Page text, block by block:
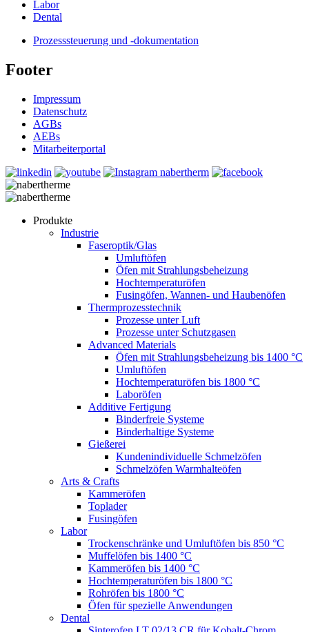
Labor
Dental
Prozesssteuerung und -dokumentation
Footer
Impressum
Datenschutz
AGBs
AEBs
Mitarbeiterportal
Produkte
Industrie
Faseroptik/Glas
Umluftöfen
Öfen mit Strahlungsbeheizung
Hochtemperaturöfen
Fusingöfen, Wannen- und Haubenöfen
Thermprozesstechnik
Prozesse unter Luft
Prozesse unter Schutzgasen
Advanced Materials
Öfen mit Strahlungsbeheizung bis 1400 °C
Umluftöfen
Hochtemperaturöfen bis 1800 °C
Laboröfen
Additive Fertigung
Binderfreie Systeme
Binderhaltige Systeme
Gießerei
Kundenindividuelle Schmelzöfen
Schmelzöfen Warmhalteöfen
Arts & Crafts
Kammeröfen
Toplader
Fusingöfen
Labor
Trockenschränke und Umluftöfen bis 850 °C
Muffelöfen bis 1400 °C
Kammeröfen bis 1400 °C
Hochtemperaturöfen bis 1800 °C
Rohröfen bis 1800 °C
Öfen für spezielle Anwendungen
Dental